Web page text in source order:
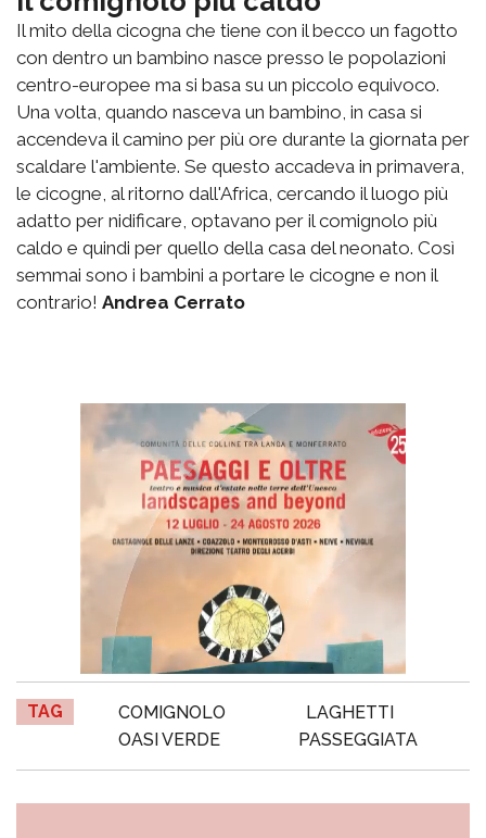
Il mito della cicogna che tiene con il becco un fagotto
con dentro un bambino nasce presso le popolazioni
centro-europee ma si basa su un piccolo equivoco.
Una volta, quando nasceva un bambino, in casa si
accendeva il camino per più ore durante la giornata per
scaldare l'ambiente. Se questo accadeva in primavera,
le cicogne, al ritorno dall'Africa, cercando il luogo più
adatto per nidificare, optavano per il comignolo più
caldo e quindi per quello della casa del neonato. Così
semmai sono i bambini a portare le cicogne e non il
contrario! Andrea Cerrato
TAG COMIGNOLO
LAGHETTI
OASI VERDE
PASSEGGIATA